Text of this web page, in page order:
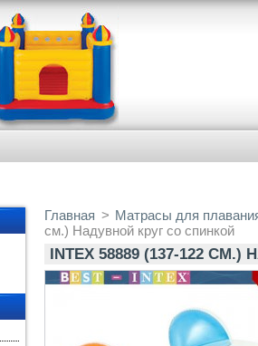
Главная > Матрасы для
см.) Надувной круг со спинкой
INTEX 58889 (137-122